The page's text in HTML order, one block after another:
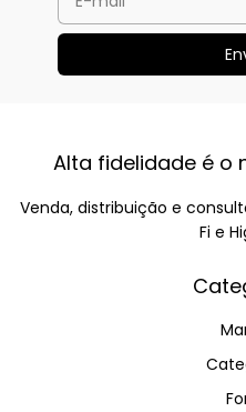
Alta fidelidade é o
Venda, distribuição e
Fi e